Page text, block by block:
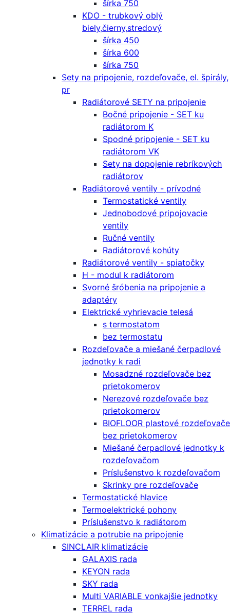
šírka 750
KDO - trubkový oblý
biely,čierny,stredový
šírka 450
šírka 600
šírka 750
Sety na pripojenie, rozdeľovače, el. špirály,
pr
Radiátorové SETY na pripojenie
Bočné pripojenie - SET ku
radiátorom K
Spodné pripojenie - SET ku
radiátorom VK
Sety na dopojenie rebríkových
radiátorov
Radiátorové ventily - prívodné
Termostatické ventily
Jednobodové pripojovacie
ventily
Ručné ventily
Radiátorové kohúty
Radiátorové ventily - spiatočky
H - modul k radiátorom
Svorné šróbenia na pripojenie a
adaptéry
Elektrické vyhrievacie telesá
s termostatom
bez termostatu
Rozdeľovače a miešané čerpadlové
jednotky k radi
Mosadzné rozdeľovače bez
prietokomerov
Nerezové rozdeľovače bez
prietokomerov
BIOFLOOR plastové rozdeľovače
bez prietokomerov
Miešané čerpadlové jednotky k
rozdeľovačom
Príslušenstvo k rozdeľovačom
Skrinky pre rozdeľovače
Termostatické hlavice
Termoelektrické pohony
Príslušenstvo k radiátorom
Klimatizácie a potrubie na pripojenie
SINCLAIR klimatizácie
GALAXIS rada
KEYON rada
SKY rada
Multi VARIABLE vonkajšie jednotky
TERREL rada